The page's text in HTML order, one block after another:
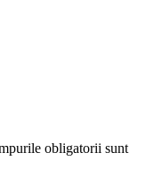
obligatorii sunt